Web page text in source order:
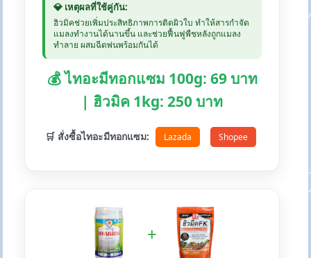
💎 เหตุผลที่ใช้คู่กัน:
ฮิวมิคช่วยเพิ่มประสิทธิภาพการติดผิวใบ ทำให้สารกำจัด
แมลงทำงานได้นานขึ้น และช่วยฟื้นฟูพืชหลังถูกแมลง
ทำลาย ผสมฉีดพ่นพร้อมกันได้
💰 ไทอะมีทอกแซม 100g: 69 บาท
| ฮิวมิค 1kg: 250 บาท
🛒 สั่งซื้อไทอะมีทอกแซม: Lazada Shopee
+